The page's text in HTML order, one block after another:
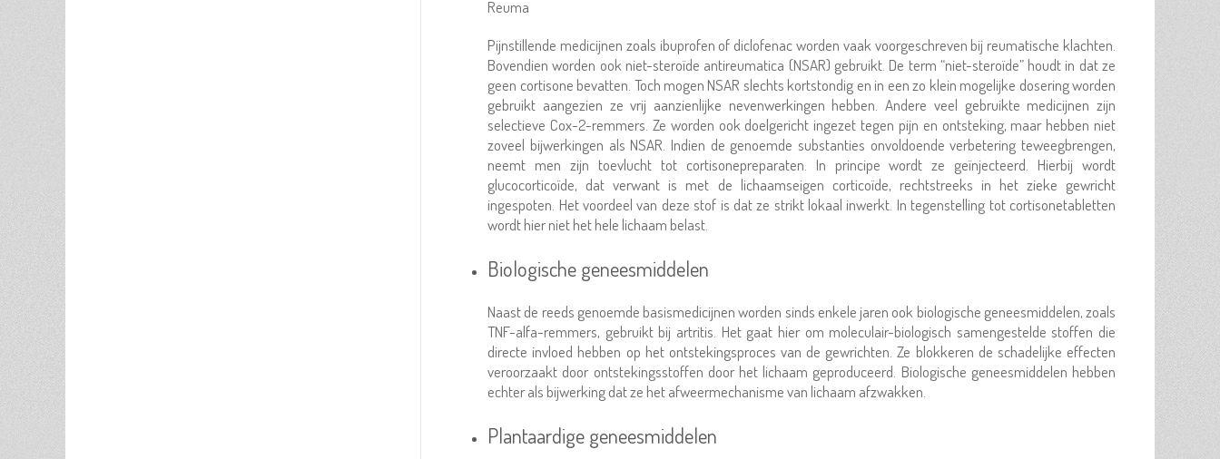
Reuma
Pijnstillende medicijnen zoals ibuprofen of diclofenac worden vaak voorgeschreven bij reumatische klachten.
Bovendien worden ook niet-steroïde antireumatica (NSAR) gebruikt. De term “niet-steroïde” houdt in dat ze
geen cortisone bevatten. Toch mogen NSAR slechts kortstondig en in een zo klein mogelijke dosering worden
gebruikt aangezien ze vrij aanzienlijke nevenwerkingen hebben. Andere veel gebruikte medicijnen zijn
selectieve Cox-2-remmers. Ze worden ook doelgericht ingezet tegen pijn en ontsteking, maar hebben niet
zoveel bijwerkingen als NSAR. Indien de genoemde substanties onvoldoende verbetering teweegbrengen,
neemt men zijn toevlucht tot cortisonepreparaten. In principe wordt ze geïnjecteerd. Hierbij wordt
glucocorticoïde, dat verwant is met de lichaamseigen corticoïde, rechtstreeks in het zieke gewricht
ingespoten. Het voordeel van deze stof is dat ze strikt lokaal inwerkt. In tegenstelling tot cortisonetabletten
wordt hier niet het hele lichaam belast.
Biologische geneesmiddelen
Naast de reeds genoemde basismedicijnen worden sinds enkele jaren ook biologische geneesmiddelen, zoals
TNF-alfa-remmers, gebruikt bij artritis. Het gaat hier om moleculair-biologisch samengestelde stoffen die
directe invloed hebben op het ontstekingsproces van de gewrichten. Ze blokkeren de schadelijke effecten
veroorzaakt door ontstekingsstoffen door het lichaam geproduceerd. Biologische geneesmiddelen hebben
echter als bijwerking dat ze het afweermechanisme van lichaam afzwakken.
Plantaardige geneesmiddelen